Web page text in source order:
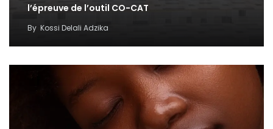
l’épreuve de l’outil CO-CAT
By Kossi Delali Adzika